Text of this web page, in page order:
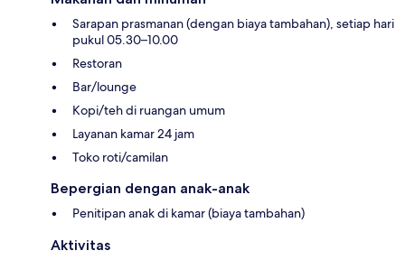
Sarapan prasmanan (dengan biaya tambahan), setiap hari
pukul 05.30–10.00
Restoran
Bar/lounge
Kopi/teh di ruangan umum
Layanan kamar 24 jam
Toko roti/camilan
Bepergian dengan anak-anak
Penitipan anak di kamar (biaya tambahan)
Aktivitas